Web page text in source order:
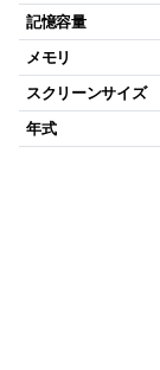
記憶容量
メモリ
スクリーンサイズ
年式